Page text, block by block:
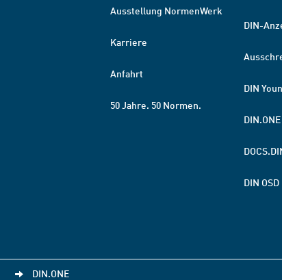
Ausstellung NormenWerk
Karriere
Anfahrt
50 Jahre. 50 Normen.
DIN-
DIN
DIN.ONE
DIN OSD
DIN.ONE